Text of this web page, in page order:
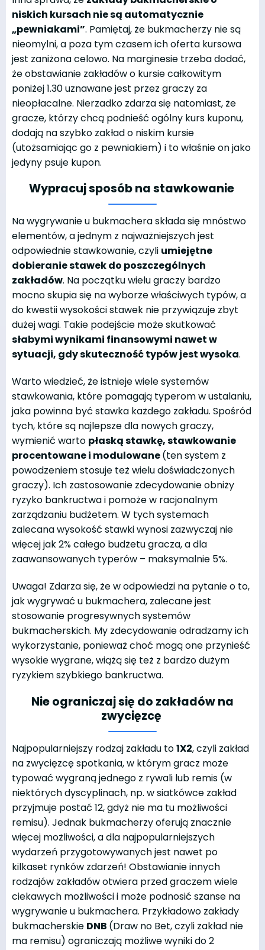
niskich kursach nie są automatycznie
„pewniakami”. Pamiętaj, że bukmacherzy nie są
nieomylni, a poza tym czasem ich oferta kursowa
jest zaniżona celowo. Na marginesie trzeba dodać,
że obstawianie zakładów o kursie całkowitym
poniżej 1.30 uznawane jest przez graczy za
nieopłacalne. Nierzadko zdarza się natomiast, że
gracze, którzy chcą podnieść ogólny kurs kuponu,
dodają na szybko zakład o niskim kursie
(utożsamiając go z pewniakiem) i to właśnie on jako
jedyny psuje kupon.
Wypracuj sposób na stawkowanie
Na wygrywanie u bukmachera składa się mnóstwo
elementów, a jednym z najważniejszych jest
odpowiednie stawkowanie, czyli umiejętne
dobieranie stawek do poszczególnych
zakładów. Na początku wielu graczy bardzo
mocno skupia się na wyborze właściwych typów, a
do kwestii wysokości stawek nie przywiązuje zbyt
dużej wagi. Takie podejście może skutkować
słabymi wynikami finansowymi nawet w
sytuacji, gdy skuteczność typów jest wysoka.
Warto wiedzieć, że istnieje wiele systemów
stawkowania, które pomagają typerom w ustalaniu,
jaka powinna być stawka każdego zakładu. Spośród
tych, które są najlepsze dla nowych graczy,
wymienić warto płaską stawkę, stawkowanie
procentowane i modulowane(ten system z
powodzeniem stosuje też wielu doświadczonych
graczy). Ich zastosowanie zdecydowanie obniży
ryzyko bankructwa i pomoże w racjonalnym
zarządzaniu budżetem. W tych systemach
zalecana wysokość stawki wynosi zazwyczaj nie
więcej jak 2% całego budżetu gracza, a dla
zaawansowanych typerów – maksymalnie 5%.
Uwaga! Zdarza się, że w odpowiedzi na pytanie o to,
jak wygrywać u bukmachera, zalecane jest
stosowanie progresywnych systemów
bukmacherskich. My zdecydowanie odradzamy ich
wykorzystanie, ponieważ choć mogą one przynieść
wysokie wygrane, wiążą się też z bardzo dużym
ryzykiem szybkiego bankructwa.
Nie ograniczaj się do zakładów na
zwycięzcę
Najpopularniejszy rodzaj zakładu to1X2, czyli zakład
na zwycięzcę spotkania, w którym gracz może
typować wygraną jednego z rywali lub remis (w
niektórych dyscyplinach, np. w siatkówce zakład
przyjmuje postać 12, gdyż nie ma tu możliwości
remisu). Jednak bukmacherzy oferują znacznie
więcej możliwości, a dla najpopularniejszych
wydarzeń przygotowywanych jest nawet po
kilkaset rynków zdarzeń! Obstawianie innych
rodzajów zakładów otwiera przed graczem wiele
ciekawych możliwości i może podnosić szanse na
wygrywanie u bukmachera. Przykładowo zakłady
bukmacherskie DNB (Draw no Bet, czyli zakład nie
ma remisu) ograniczają możliwe wyniki do 2